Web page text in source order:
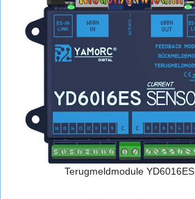
Terugmeldmodule YD6016ES